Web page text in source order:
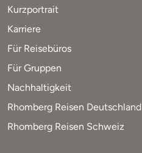
Kurzportrait
Karriere
Für Reisebüros
Für Gruppen
Nachhaltigkeit
Rhomberg Reisen Deutschland
Rhomberg Reisen Schweiz